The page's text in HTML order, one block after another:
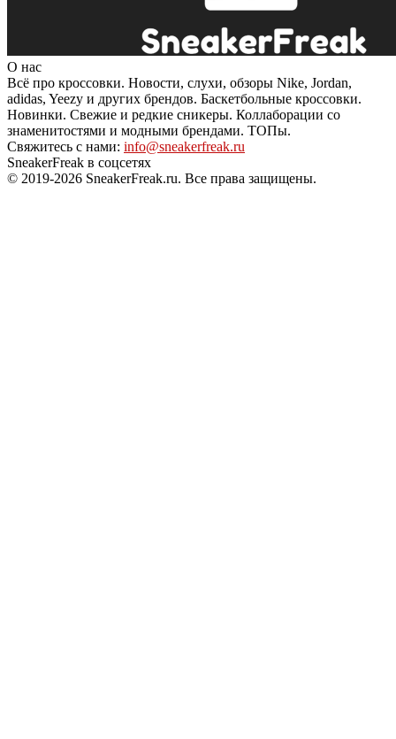
О нас
Всё про кроссовки. Новости, слухи, обзоры Nike, Jordan,
adidas, Yeezy и других брендов. Баскетбольные кроссовки.
Новинки. Свежие и редкие сникеры. Коллаборации со
знаменитостями и модными брендами. ТОПы.
Свяжитесь с нами: info@sneakerfreak.ru
SneakerFreak в соцсетях
© 2019-2026 SneakerFreak.ru. Все права защищены.